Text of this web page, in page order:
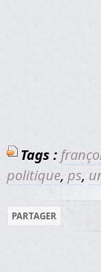
Tags :
politique, ps,
PARTAGER